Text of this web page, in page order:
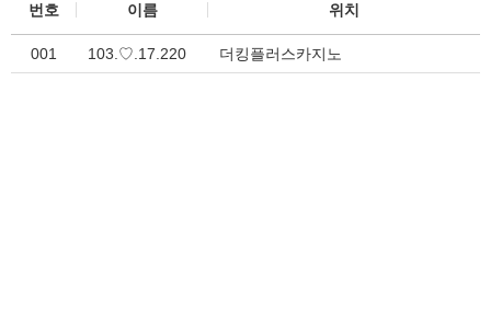
번호 이름 위치
001 103.♡.17.220 더킹플러스카지노